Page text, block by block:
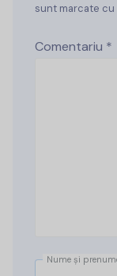
sunt marcate cu
Comentariu *
Nume și